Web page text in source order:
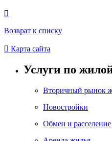

Возврат к списку
 Карта сайта
Услуги по
Вторичный рынок
Новостройки
Обмен и